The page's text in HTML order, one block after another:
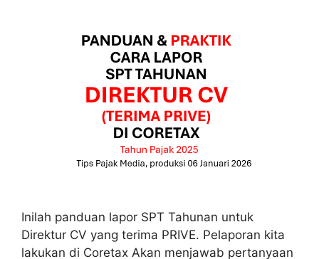
Inilah panduan lapor SPT Tahunan untuk
Direktur CV yang terima PRIVE. Pelaporan kita
lakukan di Coretax Akan menjawab pertanyaan